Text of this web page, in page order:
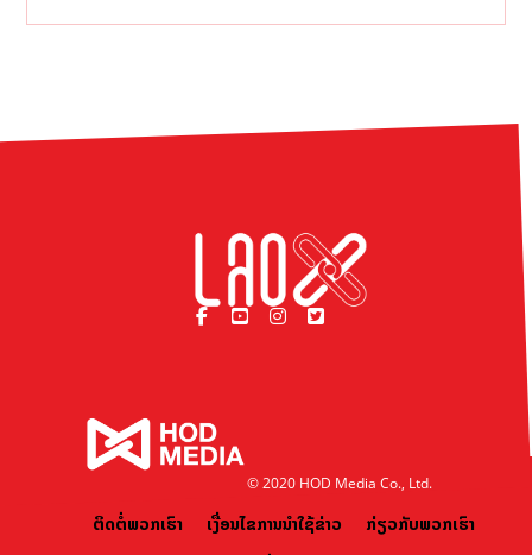
© 2020 HOD Media Co., Ltd.
ຕິດຕໍ່ພວກເຮົາ ເງື່ອນໄຂການນຳໃຊ້ຂ່າວ
ກ່ຽວກັບພວກເຮົາ